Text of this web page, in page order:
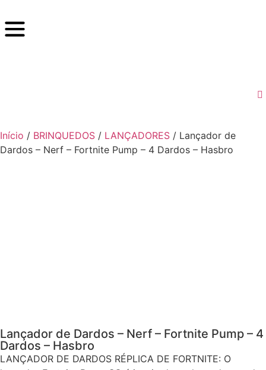
Início / BRINQUEDOS / LANÇADORES / Lançador de
Dardos – Nerf – Fortnite Pump – 4 Dardos – Hasbro
Lançador de Dardos – Nerf – Fortnite Pump – 4
Dardos – Hasbro
LANÇADOR DE DARDOS RÉPLICA DE FORTNITE: O